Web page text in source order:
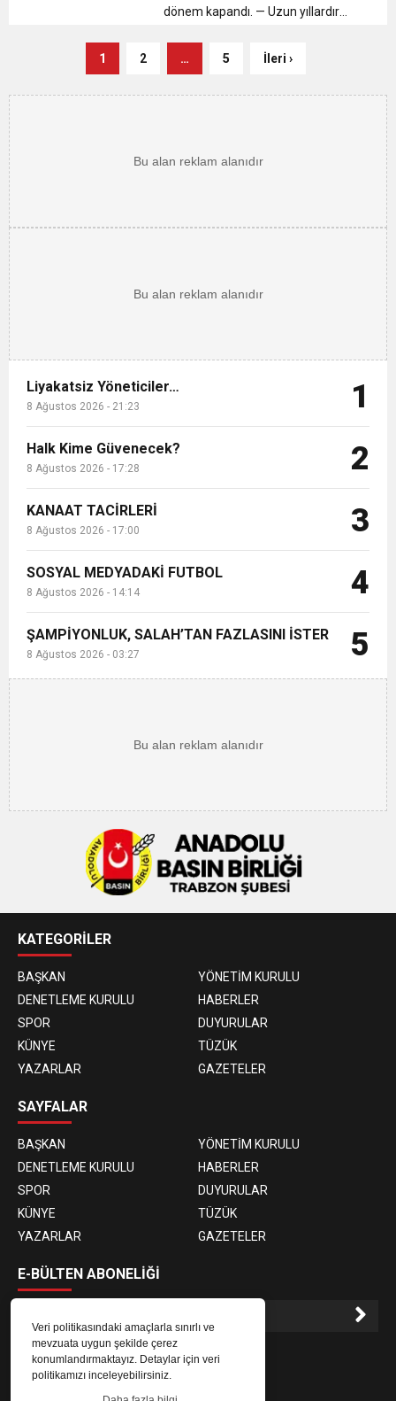
Veri politikasındaki amaçlarla sınırlı ve
mevzuata uygun şekilde çerez
konumlandırmaktayız. Detaylar için veri
politikamızı inceleyebilirsiniz.
dönem kapandı. — Uzun yıllardır
zaman ömür boyu. Kimi zaman
1 2 … 5 İleri ›
Liyakatsiz Yöneticiler…
8 Ağustos 2026 - 21:23 1
Halk Kime Güvenecek?
8 Ağustos 2026 - 17:28 2
KANAAT TACİRLERİ
8 Ağustos 2026 - 17:00 3
SOSYAL MEDYADAKİ FUTBOL
8 Ağustos 2026 - 14:14 4
ŞAMPİYONLUK, SALAH’TAN FAZLASINI İSTER
8 Ağustos 2026 - 03:27 5
KATEGORİLER
BAŞKAN
YÖNETİM KURULU
DENETLEME KURULU
HABERLER
SPOR
DUYURULAR
KÜNYE
TÜZÜK
YAZARLAR
GAZETELER
SAYFALAR
BAŞKAN
YÖNETİM KURULU
DENETLEME KURULU
HABERLER
SPOR
DUYURULAR
KÜNYE
TÜZÜK
YAZARLAR
GAZETELER
E-BÜLTEN ABONELİĞİ
E-Bülten aboneliği ile haberlere daha hızlı erişin.